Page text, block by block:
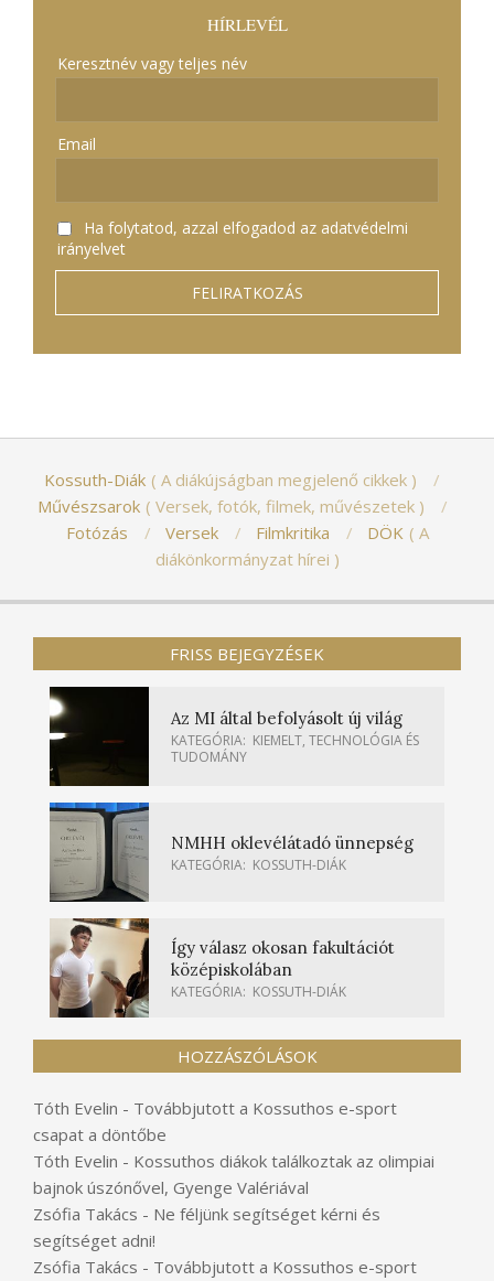
HÍRLEVÉL
Keresztnév vagy teljes név
Email
Ha folytatod, azzal elfogadod az adatvédelmi
irányelvet
Kossuth-Diák
A diákújságban megjelenő cikkek
Művészsarok
Versek, fotók, filmek, művészetek
Fotózás
Versek Filmkritika DÖK
A
diákönkormányzat hírei
FRISS BEJEGYZÉSEK
Az MI által befolyásolt új világ
KATEGÓRIA: KIEMELT, TECHNOLÓGIA ÉS
TUDOMÁNY
NMHH oklevélátadó ünnepség
KATEGÓRIA: KOSSUTH-DIÁK
Így válasz okosan fakultációt
középiskolában
KATEGÓRIA: KOSSUTH-DIÁK
HOZZÁSZÓLÁSOK
Tóth Evelin - Továbbjutott a Kossuthos e-sport
csapat a döntőbe
Tóth Evelin - Kossuthos diákok találkoztak az olimpiai
bajnok úszónővel, Gyenge Valériával
Zsófia Takács - Ne féljünk segítséget kérni és
segítséget adni!
Zsófia Takács - Továbbjutott a Kossuthos e-sport